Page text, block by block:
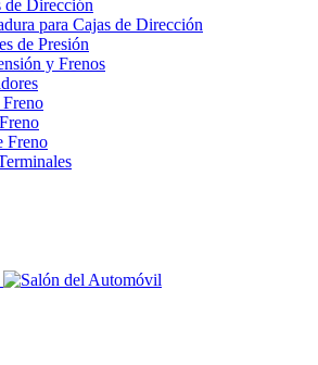
de Dirección
para Cajas de Dirección
de Presión
y Frenos
Freno
Freno